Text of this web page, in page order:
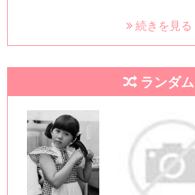
続きを見る
ランダム